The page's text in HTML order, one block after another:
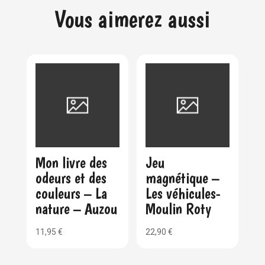
Vous aimerez aussi
Mon livre des
odeurs et des
couleurs – La
nature – Auzou
11,95 €
Jeu
magnétique –
Les véhicules-
Moulin Roty
22,90€